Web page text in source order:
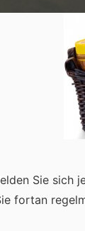
auf die
des
Sie sich
fortan